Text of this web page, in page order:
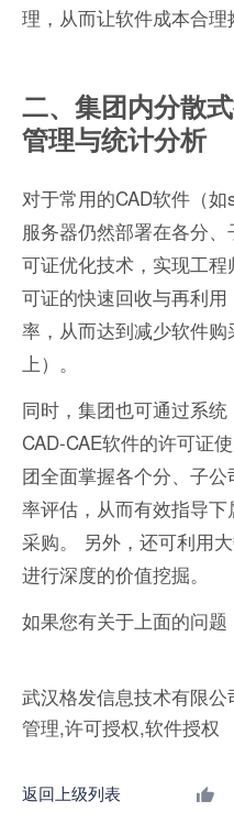
理，从而让软件成本合理
二、集团内分散
管理与统计分析
对于常用的CAD软件（
服务器仍然部署在各分
可证优化技术，实现工
可证的快速回收与再利
率，从而达到减少软件
上）。
同时，集团也可通过系
CAD-CAE软件的许可证
团全面掌握各个分、子
率评估，从而有效指导
采购。 另外，还可利用
进行深度的价值挖掘。
如果您有关于上面的问
武汉格发信息技术有限
管理,许可授权,软件授权
返回上级列表